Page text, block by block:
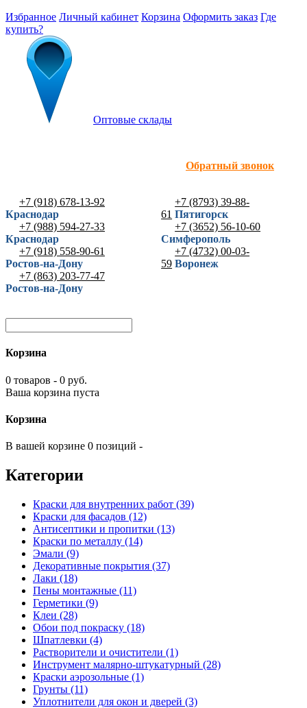
Избранное Личный кабинет Корзина Оформить заказ Где
купить?
Оптовые склады
Обратный звонок
+7 (918) 678-13-92
Краснодар
+7 (988) 594-27-33
Краснодар
+7 (918) 558-90-61
Ростов-на-Дону
+7 (863) 203-77-47
Ростов-на-Дону
+7 (8793) 39-88-
61 Пятигорск
+7 (3652) 56-10-60
Симферополь
+7 (4732) 00-03-
59 Воронеж
Корзина
0 товаров - 0 руб.
Ваша корзина пуста
Корзина
В вашей корзине 0 позиций -
Категории
Краски для внутренних работ (39)
Краски для фасадов (12)
Антисептики и пропитки (13)
Краски по металлу (14)
Эмали (9)
Декоративные покрытия (37)
Лаки (18)
Пены монтажные (11)
Герметики (9)
Клеи (28)
Обои под покраску (18)
Шпатлевки (4)
Растворители и очистители (1)
Инструмент малярно-штукатурный (28)
Краски аэрозольные (1)
Грунты (11)
Уплотнители для окон и дверей (3)